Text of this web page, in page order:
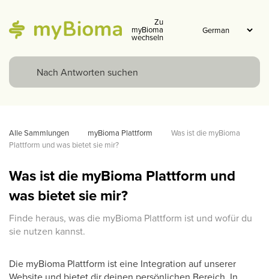
Zu
myBioma
wechseln
Alle Sammlungen myBioma Plattform
Was ist die myBioma
Plattform und was bietet sie mir?
Was ist die myBioma Plattform und
was bietet sie mir?
Finde heraus, was die myBioma Plattform ist und wofür du
sie nutzen kannst.
Die myBioma Plattform ist eine Integration auf unserer